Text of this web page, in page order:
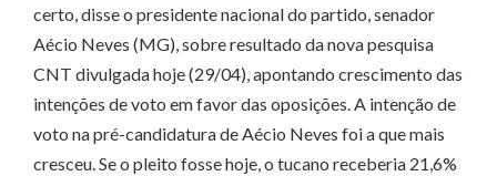
certo, disse o presidente nacional do partido, senador
Aécio Neves (MG), sobre resultado da nova pesquisa
CNT divulgada hoje (29/04), apontando crescimento das
intenções de voto em favor das oposições. A intenção de
voto na pré-candidatura de Aécio Neves foi a que mais
cresceu. Se o pleito fosse hoje, o tucano receberia 21,6%